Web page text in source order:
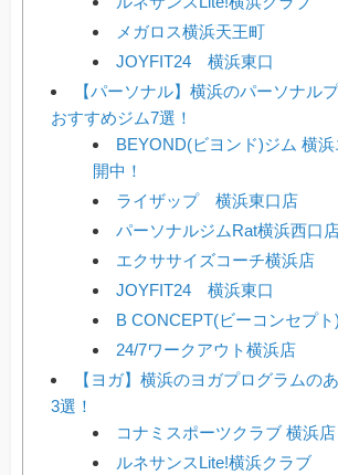
メガロス横浜天王町
JOYFIT24 横浜東口
【パーソナル】横浜のパーソナル
おすすめジム7選！
BEYOND(ビヨンド)ジム 横
開中！
ライザップ 横浜東口店
パーソナルジムRat横浜西口
エクササイズコーチ横浜店
JOYFIT24 横浜東口
B CONCEPT(ビーコンセプ
24/7ワークアウト横浜店
【ヨガ】横浜のヨガプログラムの
3選！
コナミスポーツクラブ 横浜店
ルネサンスLite!横浜クラブ